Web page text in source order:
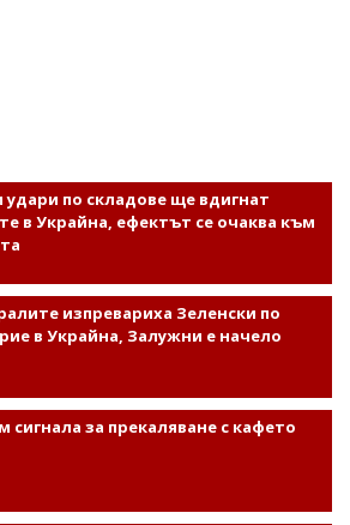
удари по складове ще вдигнат
в Украйна, ефектът се очаква към
изпревариха Зеленски по
в Украйна, Залужни е начело
сигнала за прекаляване с кафето